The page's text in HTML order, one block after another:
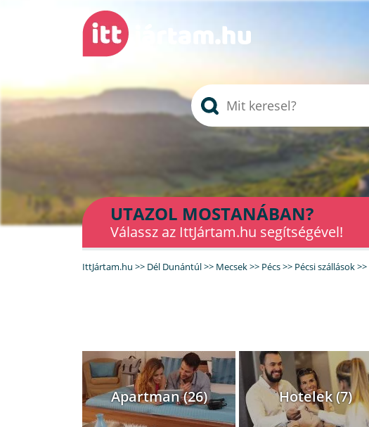
UTAZOL MOSTANÁBAN?
Válassz az IttJártam.hu segítségével!
IttJártam.hu >> Dél Dunántúl>> Mecsek>> Pécs>> Pécsi szállások>>
Apartman (26) Hotelek (7)